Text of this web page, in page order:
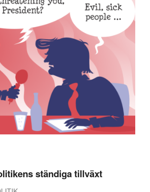
ständiga tillväxt